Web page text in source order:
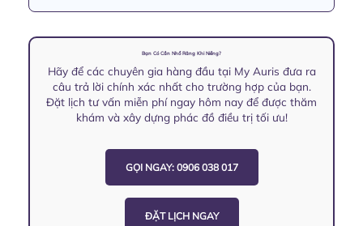
Bạn Có Cần Nhổ Răng Khi Niềng?
Hãy để các chuyên gia hàng đầu tại My Auris đưa ra
câu trả lời chính xác nhất cho trường hợp của bạn.
Đặt lịch tư vấn miễn phí ngay hôm nay để được thăm
khám và xây dựng phác đồ điều trị tối ưu!
GỌI NGAY: 0906 038 017
ĐẶT LỊCH NGAY